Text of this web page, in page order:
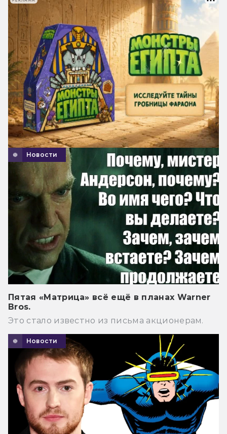
Новости
Пятая «Матрица» всё ещё в планах Warner
Bros.
Это стало известно из письма акционерам.
Новости